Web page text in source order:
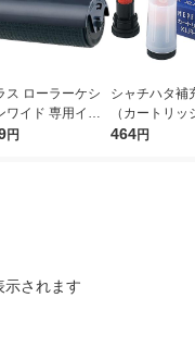
ス ローラーケシ
ワイド 専用イン
ートリッジ 個人
円
シャチハタ補
（カートリッ
ネーム・ネー
464円
示されます